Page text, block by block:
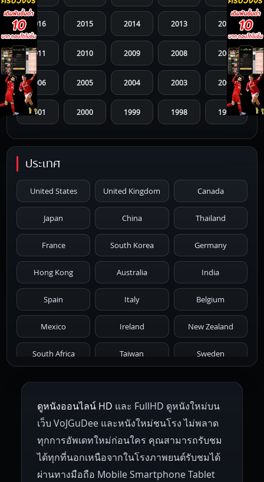
2016 2015 2014 2013 2012
2011 2010 2009 2008 2007
2006 2005 2004 2003 2002
2001 2000 1999 1998 1997
1996 1995 1994 1993 1992
1986 1985 1984 1983 1982
1981 1980 1979 1978 1977
1976 1975 1974 1973 1972
1971 1970 1969 1968 1967
1966 1965 1964 1963 1962
1959 1955
1945 1942 1941 1940 1939
1938 1937 1930 1928 1916
ประเทศ
United States United Kingdom Canada
Japan China Thailand
France South Korea Germany
Hong Kong Australia India
Spain Italy Belgium
Mexico Ireland New Zealand
South Africa Taiwan Sweden
Netherlands Russia Poland
Hungary Denmark Bulgaria
Czech Republic Brazil Turkey
ดูหนังออนไลน์ HD และ FullHD ดูหนังใหม่บน
เว็บ VoJGuDee และหนังใหม่ชนโรง ไม่พลาด
ทุกการอัพเดทใหม่ก่อนใคร คุณสามารถรับชม
ได้ทุกที่นอกเหนือจากในโรงภาพยนต์รับชมได้
ผ่านทางมือถือ Mobile Smartphone Tablet